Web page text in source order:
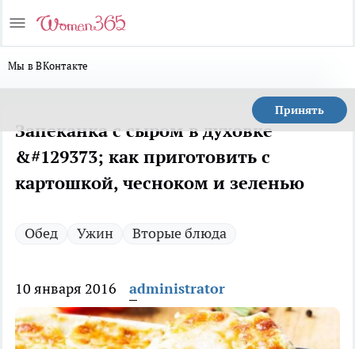
Мы в ВКонтакте
Принять
Запеканка с сыром в духовке
&#129373; как приготовить с
картошкой, чесноком и зеленью
Обед Ужин Вторые блюда
10 января 2016 administrator